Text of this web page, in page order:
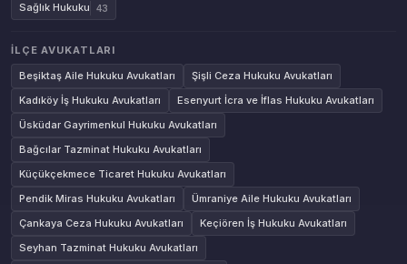
Sağlık Hukuku 43
İLÇE AVUKATLARI
Beşiktaş Aile Hukuku Avukatları
Şişli Ceza Hukuku Avukatları
Kadıköy İş Hukuku Avukatları
Esenyurt İcra ve İflas Hukuku Avukatları
Üsküdar Gayrimenkul Hukuku Avukatları
Bağcılar Tazminat Hukuku Avukatları
Küçükçekmece Ticaret Hukuku Avukatları
Pendik Miras Hukuku Avukatları
Ümraniye Aile Hukuku Avukatları
Çankaya Ceza Hukuku Avukatları
Keçiören İş Hukuku Avukatları
Seyhan Tazminat Hukuku Avukatları